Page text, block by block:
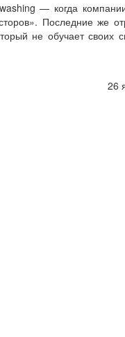
— когда
Последние же
не обучает своих
26